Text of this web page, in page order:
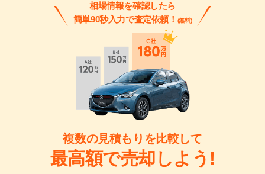
相場情報を確認したら
簡単90秒入力で査定依頼！ (無料)
複数の見積もりを比較して
最高額で売却しよう!